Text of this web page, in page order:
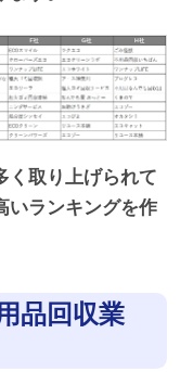
く取り上げられて
いランキングを作
品回収業